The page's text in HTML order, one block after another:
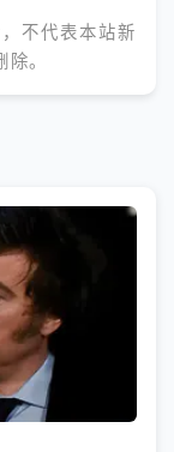
不代表本站新
。